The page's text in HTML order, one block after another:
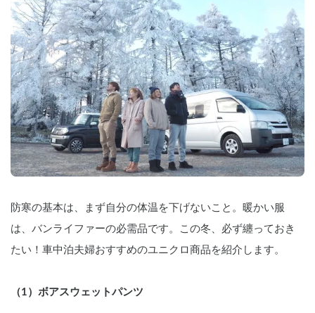
防寒の基本は、まず自分の体温を下げないこと。暖かい服
は、バンライファーの必需品です。この冬、必ず纏っておき
たい！車中泊夫婦おすすめのユニクロ商品を紹介します。
（1）ボアスウェットパンツ